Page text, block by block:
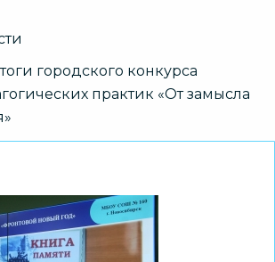
городского конкурса
практик «От замысла